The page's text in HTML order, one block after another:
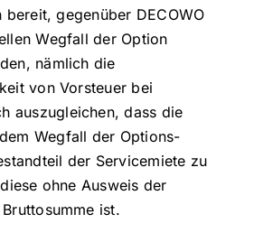
bereit, gegenüber DECOWO
Wegfall der Option
nämlich die
von Vorsteuer bei
auszugleichen, dass die
Wegfall der Options-
der Servicemiete zu
ohne Ausweis der
ist.